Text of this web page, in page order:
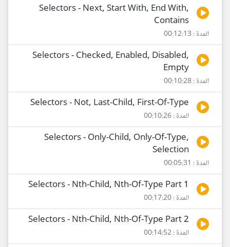
Selectors - Next, Start With, End With,
Contains
المدة : 00:12:13
Selectors - Checked, Enabled, Disabled,
Empty
المدة : 00:10:28
Selectors - Not, Last-Child, First-Of-Type
المدة : 00:10:26
Selectors - Only-Child, Only-Of-Type,
Selection
المدة : 00:05:31
Selectors - Nth-Child, Nth-Of-Type Part 1
المدة : 00:17:20
Selectors - Nth-Child, Nth-Of-Type Part 2
المدة : 00:14:52